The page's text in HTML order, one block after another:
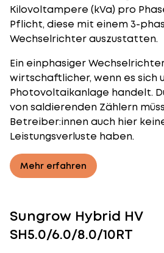
Kilovoltampere (kVa) pro
Pflicht, diese mit einem 3-
Wechselrichter auszustatten.
Ein einphasiger
wirtschaftlicher, wenn es sich
Photovoltaikanlage handelt.
vonsaldierenden Zählern
Betreiber:innen auch hier
Leistungsverluste haben.
Mehr erfahren
Sungrow Hybrid HV
SH5.0/6.0/8.0/10RT